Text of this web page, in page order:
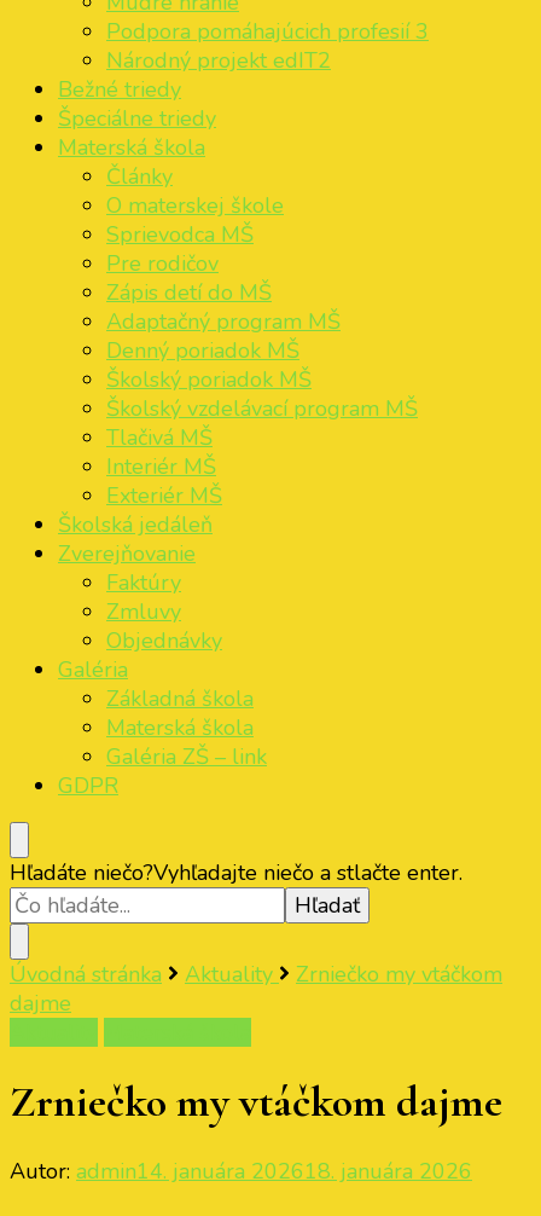
Podpora pomáhajúcich profesií 3
Národný projekt edIT2
Bežné triedy
Špeciálne triedy
Materská škola
Články
O materskej škole
Sprievodca MŠ
Pre rodičov
Zápis detí do MŠ
Adaptačný program MŠ
Denný poriadok MŠ
Školský poriadok MŠ
Školský vzdelávací program MŠ
Tlačivá MŠ
Interiér MŠ
Exteriér MŠ
Školská jedáleň
Zverejňovanie
Faktúry
Zmluvy
Objednávky
Galéria
Základná škola
Materská škola
Galéria ZŠ – link
GDPR
Hľadáte niečo?Vyhľadajte niečo a stlačte enter.
Úvodná stránka Aktuality
Zrniečko my vtáčkom
dajme
Zrniečko my vtáčkom dajme
Autor: admin14. januára 202618. januára 2026